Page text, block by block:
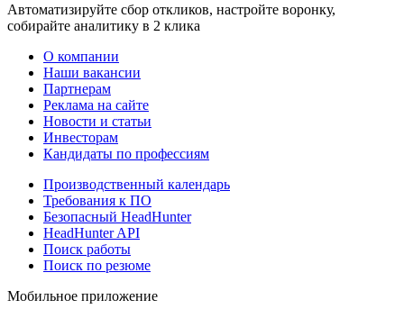
Автоматизируйте сбор откликов, настройте воронку,
собирайте аналитику в 2 клика
О компании
Наши вакансии
Партнерам
Реклама на сайте
Новости и статьи
Инвесторам
Кандидаты по профессиям
Производственный календарь
Требования к ПО
Безопасный HeadHunter
HeadHunter API
Поиск работы
Поиск по резюме
Мобильное приложение